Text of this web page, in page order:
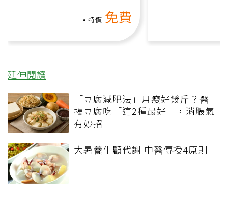
特價 免費
延伸閱讀
「豆腐減肥法」月瘦好幾斤？醫
揭豆腐吃「這2種最好」，消脹氣
有妙招
大暑養生顧代謝 中醫傳授4原則